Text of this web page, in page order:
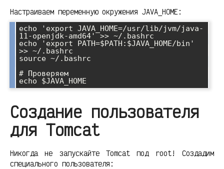
Настраиваем переменную окружения JAVA_HOME:
echo 'export JAVA_HOME=/usr/lib/jvm/java-
11-openjdk-amd64' >> ~/.bashrc
echo 'export PATH=$PATH:$JAVA_HOME/bin'
>> ~/.bashrc
source ~/.bashrc
# Проверяем
Создание пользователя
для Tomcat
Никогда не запускайте Tomcat под root! Создадим
специального пользователя: